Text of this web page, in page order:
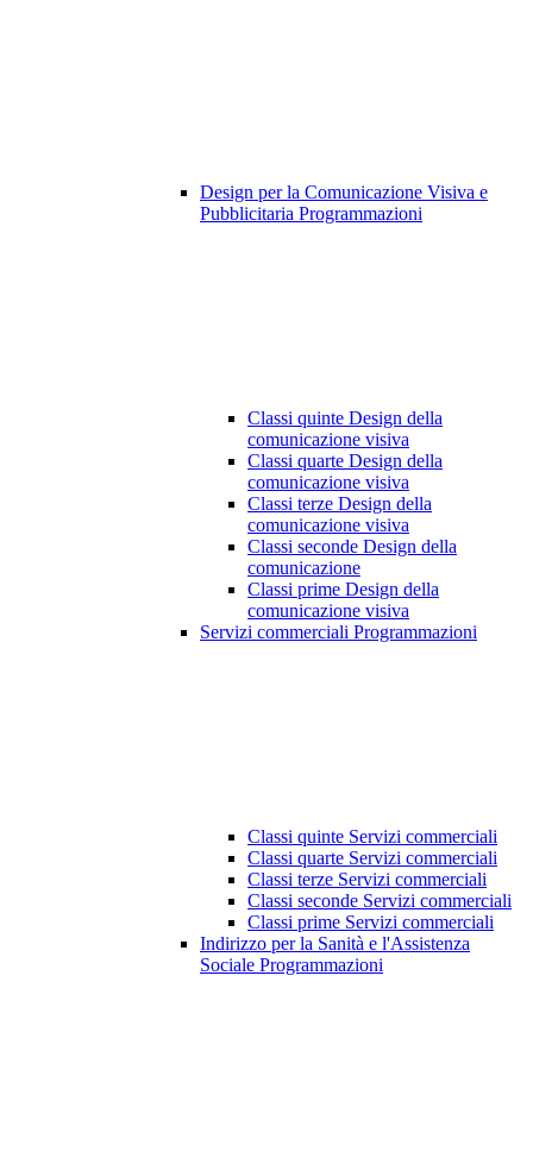
Design per la Comunicazione Visiva e
Pubblicitaria Programmazioni
Classi quinte Design della
comunicazione visiva
Classi quarte Design della
comunicazione visiva
Classi terze Design della
comunicazione visiva
Classi seconde Design della
comunicazione
Classi prime Design della
comunicazione visiva
Servizi commerciali Programmazioni
Classi quinte Servizi commerciali
Classi quarte Servizi commerciali
Classi terze Servizi commerciali
Classi seconde Servizi commerciali
Classi prime Servizi commerciali
Indirizzo per la Sanità e l'Assistenza
Sociale Programmazioni